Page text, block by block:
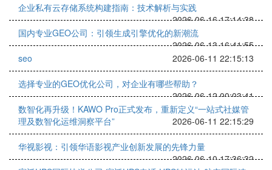
企业私有云存储系统构建指南：技术解析与实践
2026-06-16 17:14:38
国内专业GEO公司：引领生成引擎优化的新潮流
2026-06-13 16:41:55
seo
2026-06-11 22:15:13
选择专业的GEO优化公司，对企业有哪些帮助？
2026-06-12 00:03:41
数智化再升级！KAWO Pro正式发布，重新定义“一站式社媒管
理及数智化运维洞察平台”
2026-06-11 22:15:29
华视影视：引领华语影视产业创新发展的先锋力量
2026-06-10 17:36:32